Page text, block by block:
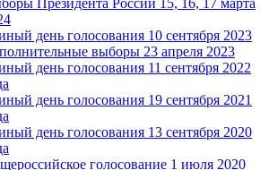
Президента России 15, 16, 17 марта
день голосования 10 сентября 2023
выборы 23 апреля 2023
день голосования 11 сентября 2022
день голосования 19 сентября 2021
день голосования 13 сентября 2020
голосование 1 июля 2020